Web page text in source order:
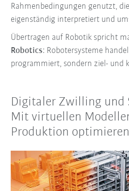
Rahmenbedingungen genutzt,
eigenständig interpretiert und
Übertragen auf Robotik spricht
Robotics: Robotersysteme
programmiert, sondern ziel- und
Digitaler Zwilling und
Mit virtuellen
Produktion optimieren